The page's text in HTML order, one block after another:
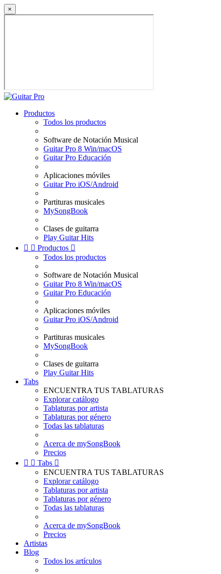
×
Productos
Todos los productos
Software de Notación Musical
Guitar Pro 8 Win/macOS
Guitar Pro Educación
Aplicaciones móviles
Guitar Pro iOS/Android
Partituras musicales
MySongBook
Clases de guitarra
Play Guitar Hits
  Productos 
Todos los productos
Software de Notación Musical
Guitar Pro 8 Win/macOS
Guitar Pro Educación
Aplicaciones móviles
Guitar Pro iOS/Android
Partituras musicales
MySongBook
Clases de guitarra
Play Guitar Hits
Tabs
ENCUENTRA TUS TABLATURAS
Explorar catálogo
Tablaturas por artista
Tablaturas por género
Todas las tablaturas
Acerca de mySongBook
Precios
  Tabs 
ENCUENTRA TUS TABLATURAS
Explorar catálogo
Tablaturas por artista
Tablaturas por género
Todas las tablaturas
Acerca de mySongBook
Precios
Artistas
Blog
Todos los artículos